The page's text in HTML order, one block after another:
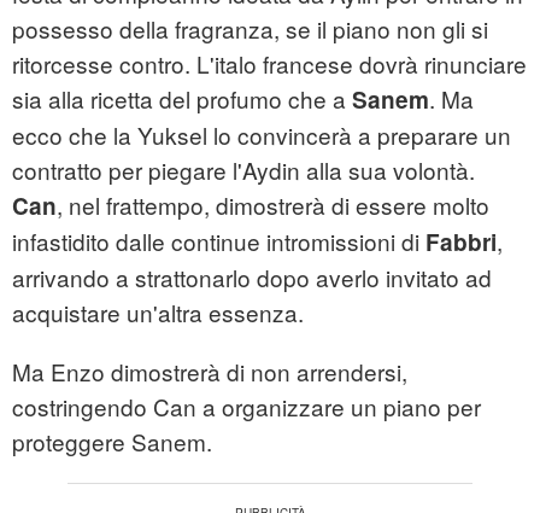
possesso della fragranza, se il piano non gli si
ritorcesse contro. L'italo francese dovrà rinunciare
sia alla ricetta del profumo che a Sanem. Ma
ecco che la Yuksel lo convincerà a preparare un
contratto per piegare l'Aydin alla sua volontà.
Can, nel frattempo, dimostrerà di essere molto
infastidito dalle continue intromissioni di Fabbri,
arrivando a strattonarlo dopo averlo invitato ad
acquistare un'altra essenza.
Ma Enzo dimostrerà di non arrendersi,
costringendo Can a organizzare un piano per
proteggere Sanem.